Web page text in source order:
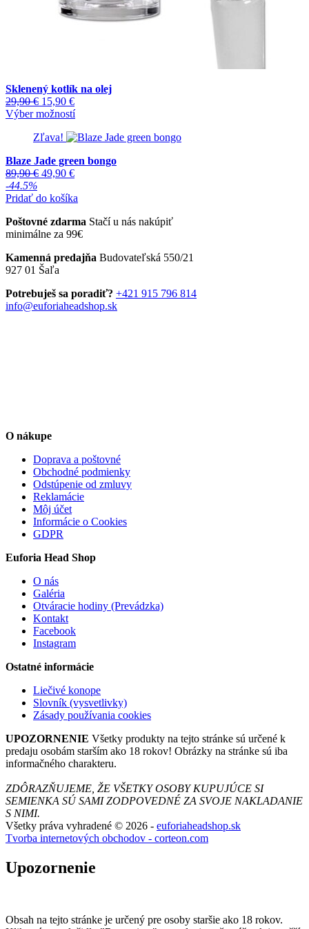
Sklenený kotlík na olej
29,90€ Pôvodná
cena
29,90 €.
15,90 €Aktuálna
cena
15,90 €.
Výber možnostíTento
má
variantov.
môžete
na
stránke
Zľava!
Blaze Jade green bongo
89,90€ Pôvodná
bola:
49,90 €Aktuálna
je:
-44.5%
Pridať do košíka
Poštovné zdarma Stačí u nás nakúpiť
minimálne za 99€
Kamenná predajňa Budovateľská 550/21
927 01 Šaľa
Potrebuješ sa poradiť? +421 915 796 814
info@euforiaheadshop.sk
O nákupe
Doprava a poštovné
Obchodné podmienky
Odstúpenie od zmluvy
Reklamácie
Môj účet
Informácie o Cookies
GDPR
Euforia Head Shop
O nás
Galéria
Otváracie hodiny (Prevádzka)
Kontakt
Facebook
Instagram
Ostatné informácie
Liečivé konope
Slovník (vysvetlivky)
Zásady používania cookies
UPOZORNENIE Všetky produkty na tejto stránke sú určené k
predaju osobám starším ako 18 rokov! Obrázky na stránke sú iba
informačného charakteru.
ZDÔRAZŇUJEME, ŽE VŠETKY OSOBY KUPUJÚCE SI
SEMIENKA SÚ SAMI ZODPOVEDNÉ ZA SVOJE NAKLADANIE
S NIMI.
Všetky práva vyhradené © 2026 - euforiaheadshop.sk
Tvorba internetových obchodov - corteon.com
Upozornenie
Obsah na tejto stránke je určený pre osoby staršie ako 18 rokov.